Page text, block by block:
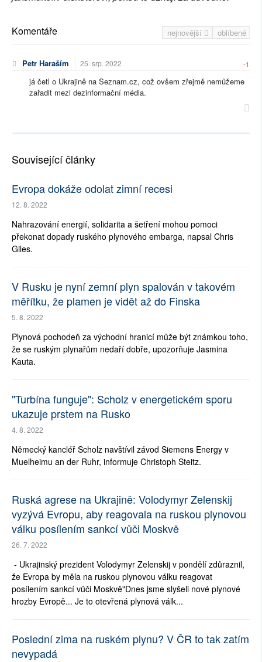
nejnovější oblíbené
Komentáře
Petr Haraším 25. srp. 2022 -1
já četl o Ukrajině na Seznam.cz, což ovšem zřejmě nemůžeme
zařadit mezi dezinformační média.
Související články
Evropa dokáže odolat zimní recesi
12. 8. 2022
Nahrazování energií, solidarita a šetření mohou pomoci
překonat dopady ruského plynového embarga, napsal Chris
Giles.
V Rusku je nyní zemní plyn spalován v takovém
měřítku, že plamen je vidět až do Finska
5. 8. 2022
Plynová pochodeň za východní hranicí může být známkou toho,
že se ruským plynařům nedaří dobře, upozorňuje Jasmina
Kauta.
"Turbína funguje": Scholz v energetickém sporu
ukazuje prstem na Rusko
4. 8. 2022
Německý kancléř Scholz navštívil závod Siemens Energy v
Muelheimu an der Ruhr, informuje Christoph Steitz.
Ruská agrese na Ukrajině: Volodymyr Zelenskij
vyzývá Evropu, aby reagovala na ruskou plynovou
válku posílením sankcí vůči Moskvě
26. 7. 2022
- Ukrajinský prezident Volodymyr Zelenskij v pondělí zdůraznil,
že Evropa by měla na ruskou plynovou válku reagovat
posílením sankcí vůči Moskvě"Dnes jsme slyšeli nové plynové
hrozby Evropě... Je to otevřená plynová válk...
Poslední zima na ruském plynu? V ČR to tak zatím
nevypadá